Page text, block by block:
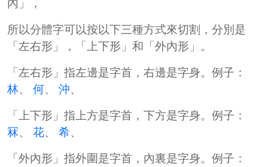
內」，
所以分體字可以按以下三種方式來切割，分別是
「左右形」，「上下形」和「外內形」。
「左右形」指左邊是字首，右邊是字身。例子：
林、 何、 沖、
「上下形」指上方是字首，下方是字身。例子：
冧、 花、 希、
「外內形」指外圍是字首，內裏是字身。例子：